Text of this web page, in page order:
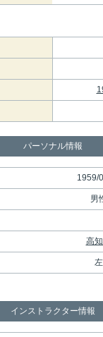
パーソナル情報
1959/
男
高
左
インストラクター情報